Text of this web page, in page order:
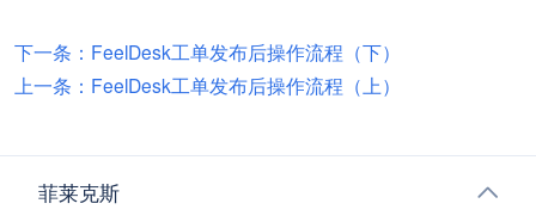
下一条：FeelDesk工单发布后操作流程（下）
上一条：FeelDesk工单发布后操作流程（上）
菲莱克斯